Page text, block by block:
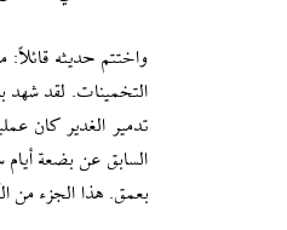
واختتم حديثه
التخمينات. لقد شهد
تدمير الغدير كان
السابق عن بضعة
بعمق. هذا الجزء من